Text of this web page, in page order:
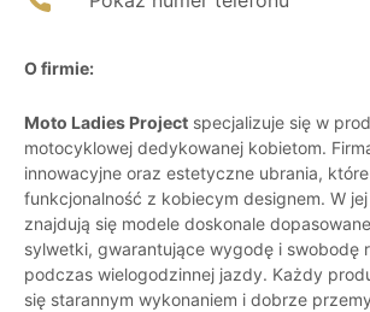
O firmie:
Moto Ladies Project specjalizuje się w
motocyklowej dedykowanej kobietom.
innowacyjne oraz estetyczne ubrania, które
funkcjonalność z kobiecym designem. W
znajdują się modele doskonale
sylwetki, gwarantujące wygodę i swobodę
podczas wielogodzinnej jazdy. Każdy
się starannym wykonaniem i dobrze